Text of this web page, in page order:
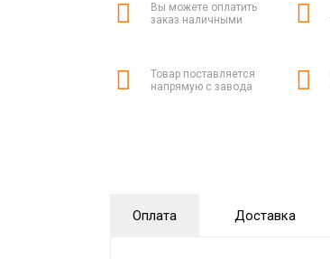
Вы можете оплатить
заказ наличными
Товар поставляется
напрямую с завода
Оплата Доставка